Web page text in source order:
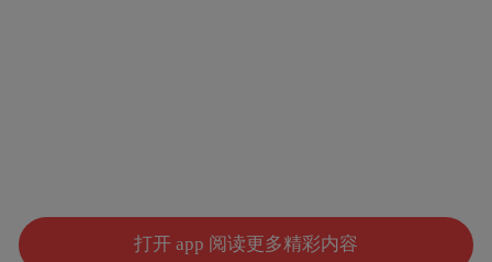
打开 app 阅读更多精彩内容